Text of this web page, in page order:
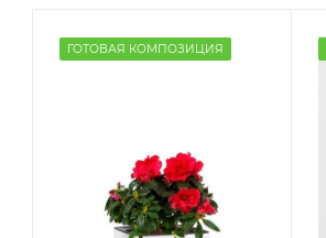
ГОТОВАЯ КОМПОЗИЦИЯ